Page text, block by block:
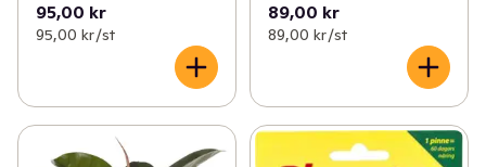
95,00 kr
95,00 kr /st
89,00 kr
89,00 kr /st